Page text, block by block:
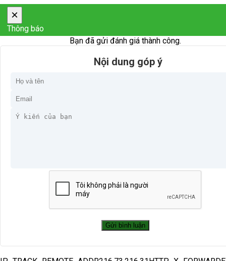
×
Thông báo
Bạn đã gửi đánh giá thành công.
Nội dung góp ý